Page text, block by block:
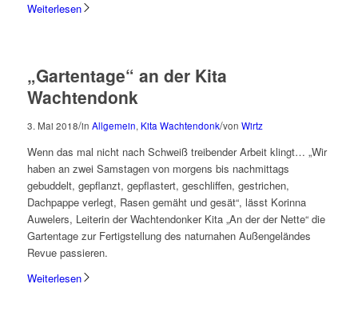
Weiterlesen
„Gartentage“ an der Kita
Wachtendonk
3. Mai 2018/in Allgemein, Kita Wachtendonk/von Wirtz
Wenn das mal nicht nach Schweiß treibender Arbeit klingt… „Wir
haben an zwei Samstagen von morgens bis nachmittags
gebuddelt, gepflanzt, gepflastert, geschliffen, gestrichen,
Dachpappe verlegt, Rasen gemäht und gesät“, lässt Korinna
Auwelers, Leiterin der Wachtendonker Kita „An der der Nette“ die
Gartentage zur Fertigstellung des naturnahen Außengeländes
Revue passieren.
Weiterlesen